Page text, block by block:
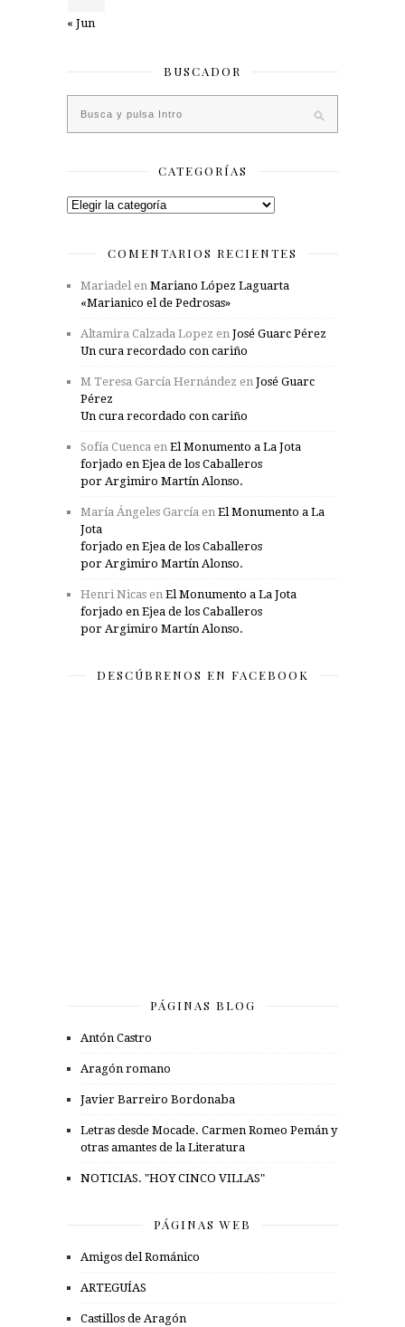
« Jun
BUSCADOR
CATEGORÍAS
Categorías
COMENTARIOS RECIENTES
Mariadelen Mariano López Laguarta
«Marianico el de Pedrosas»
Altamira Calzada Lopez en José Guarc Pérez
Un cura recordado con cariño
M Teresa García Hernández en José Guarc
Pérez
Un cura recordado con cariño
Sofía Cuenca en El Monumento a La Jota
forjado en Ejea de los Caballeros
por Argimiro Martín Alonso.
María Ángeles García en El Monumento a La
Jota
forjado en Ejea de los Caballeros
por Argimiro Martín Alonso.
Henri Nicas en El Monumento a La Jota
forjado en Ejea de los Caballeros
por Argimiro Martín Alonso.
DESCÚBRENOS EN FACEBOOK
PÁGINAS BLOG
Antón Castro
Aragón romano
Javier Barreiro Bordonaba
Letras desde Mocade. Carmen Romeo Pemán y
otras amantes de la Literatura
NOTICIAS. "HOY CINCO VILLAS"
PÁGINAS WEB
Amigos del Románico
ARTEGUÍAS
Castillos de Aragón